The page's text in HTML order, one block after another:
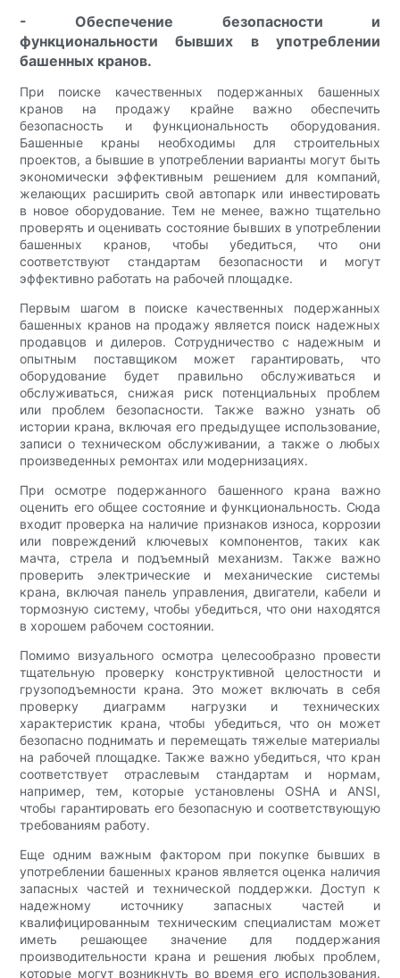
- Обеспечение безопасности и
функциональности бывших в употреблении
башенных кранов.
При поиске качественных подержанных башенных
кранов на продажу крайне важно обеспечить
безопасность и функциональность оборудования.
Башенные краны необходимы для строительных
проектов, а бывшие в употреблении варианты могут быть
экономически эффективным решением для компаний,
желающих расширить свой автопарк или инвестировать
в новое оборудование. Тем не менее, важно тщательно
проверять и оценивать состояние бывших в употреблении
башенных кранов, чтобы убедиться, что они
соответствуют стандартам безопасности и могут
эффективно работать на рабочей площадке.
Первым шагом в поиске качественных подержанных
башенных кранов на продажу является поиск надежных
продавцов и дилеров. Сотрудничество с надежным и
опытным поставщиком может гарантировать, что
оборудование будет правильно обслуживаться и
обслуживаться, снижая риск потенциальных проблем
или проблем безопасности. Также важно узнать об
истории крана, включая его предыдущее использование,
записи о техническом обслуживании, а также о любых
произведенных ремонтах или модернизациях.
При осмотре подержанного башенного крана важно
оценить его общее состояние и функциональность. Сюда
входит проверка на наличие признаков износа, коррозии
или повреждений ключевых компонентов, таких как
мачта, стрела и подъемный механизм. Также важно
проверить электрические и механические системы
крана, включая панель управления, двигатели, кабели и
тормозную систему, чтобы убедиться, что они находятся
в хорошем рабочем состоянии.
Помимо визуального осмотра целесообразно провести
тщательную проверку конструктивной целостности и
грузоподъемности крана. Это может включать в себя
проверку диаграмм нагрузки и технических
характеристик крана, чтобы убедиться, что он может
безопасно поднимать и перемещать тяжелые материалы
на рабочей площадке. Также важно убедиться, что кран
соответствует отраслевым стандартам и нормам,
например, тем, которые установлены OSHA и ANSI,
чтобы гарантировать его безопасную и соответствующую
требованиям работу.
Еще одним важным фактором при покупке бывших в
употреблении башенных кранов является оценка наличия
запасных частей и технической поддержки. Доступ к
надежному источнику запасных частей и
квалифицированным техническим специалистам может
иметь решающее значение для поддержания
производительности крана и решения любых проблем,
которые могут возникнуть во время его использования.